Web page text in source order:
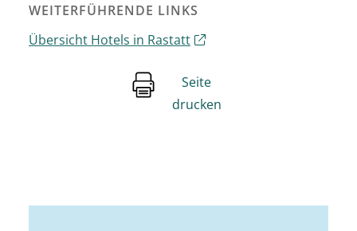
WEITERFÜHRENDE LINKS
Übersicht Hotels in Rastatt
Seite
drucken